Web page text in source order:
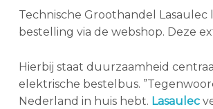
Technische Groothandel
bestelling via de webshop. Deze
Hierbij staat duurzaamheid
elektrische bestelbus.
Nederland in huis hebt. Lasaulec